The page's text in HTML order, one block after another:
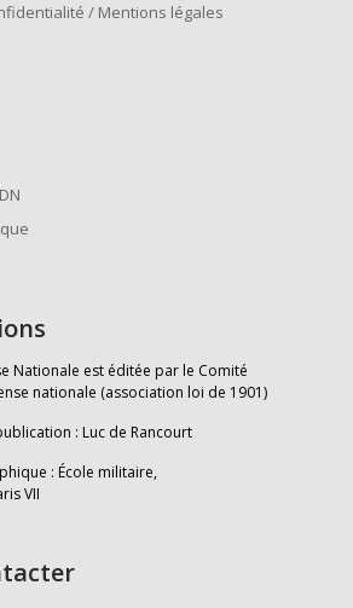
/ Mentions légales
Nationale est éditée par le Comité
nationale (association loi de 1901)
: Luc de Rancourt
: École militaire,
VII